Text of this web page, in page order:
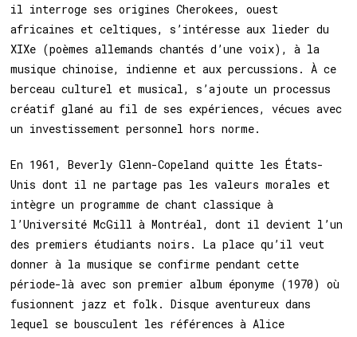
il interroge ses origines Cherokees, ouest
africaines et celtiques, s’intéresse aux lieder du
XIXe (poèmes allemands chantés d’une voix), à la
musique chinoise, indienne et aux percussions. À ce
berceau culturel et musical, s’ajoute un processus
créatif glané au fil de ses expériences, vécues avec
un investissement personnel hors norme.
En 1961, Beverly Glenn-Copeland quitte les États-
Unis dont il ne partage pas les valeurs morales et
intègre un programme de chant classique à
l’Université McGill à Montréal, dont il devient l’un
des premiers étudiants noirs. La place qu’il veut
donner à la musique se confirme pendant cette
période-là avec son premier album éponyme (1970) où
fusionnent jazz et folk. Disque aventureux dans
lequel se bousculent les références à Alice